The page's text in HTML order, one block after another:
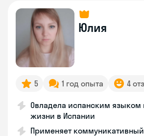
Юлия
5 1 год опыта 4
Овладела испанским языком
жизни в Испании
Применяет